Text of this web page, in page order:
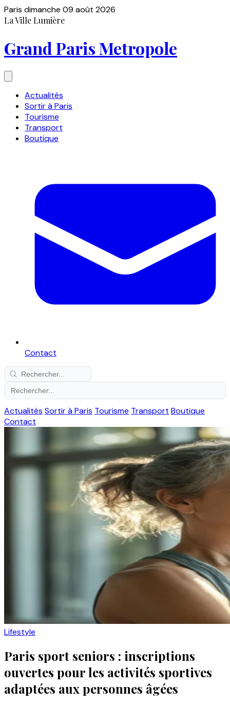
Paris dimanche 09 août 2026
La Ville Lumière
Grand Paris Metropole
Actualités
Sortir à Paris
Tourisme
Transport
Boutique
Contact
Actualités Sortir à Paris Tourisme Transport Boutique
Contact
Lifestyle
Paris sport seniors : inscriptions
ouvertes pour les activités sportives
adaptées aux personnes âgées